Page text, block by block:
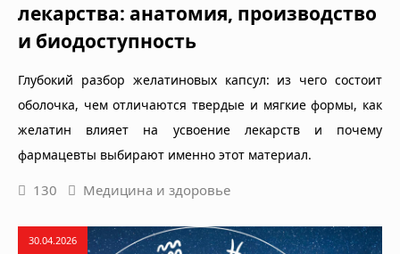
лекарства: анатомия, производство
и биодоступность
Глубокий разбор желатиновых капсул: из чего состоит
оболочка, чем отличаются твердые и мягкие формы, как
желатин влияет на усвоение лекарств и почему
фармацевты выбирают именно этот материал.
130 Медицина и здоровье
30.04.2026